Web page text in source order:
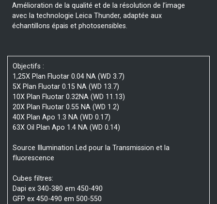
Amélioration de la qualité et de la résolution de l’image
avec la technologie Leica Thunder, adaptée aux
échantillons épais et photosensibles.
Objectifs :
1,25X Plan Fluotar 0.04 NA (WD 3.7)
5X Plan Fluotar 0.15 NA (WD 13.7)
10X Plan Fluotar 0.32NA (WD 11.13)
20X Plan Fluotar 0.55 NA (WD 1.2)
40X Plan Apo 1.3 NA (WD 0.17)
63X Oil Plan Apo 1.4 NA (WD 0.14)
Source Illumination Led pour la Transmission et la
fluorescence
Cubes filtres:
Dapi ex 340-380 em 450-490
GFP ex 450-490 em 500-550